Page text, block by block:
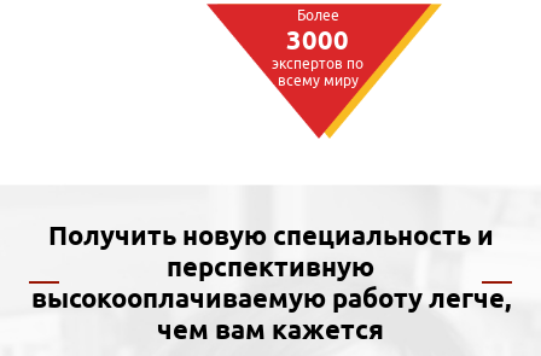
Более
3000
экспертов по
всему миру
Получить новую специальность и
перспективную
высокооплачиваемую работу легче,
чем вам кажется